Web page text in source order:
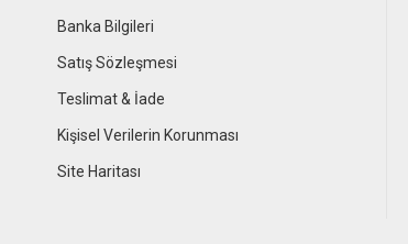
Banka Bilgileri
Satış Sözleşmesi
Teslimat & İade
Kişisel Verilerin Korunması
Site Haritası